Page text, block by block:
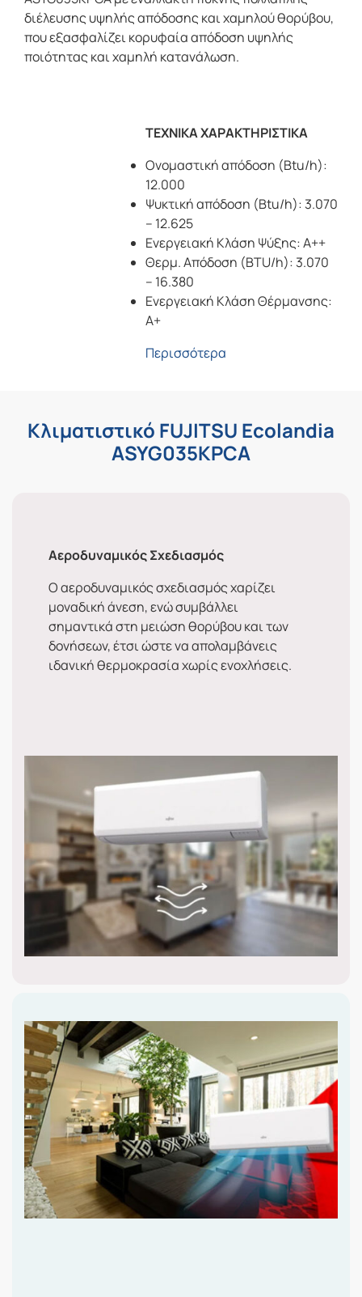
διέλευσης υψηλής απόδοσης και χαμηλού θορύβου,
που εξασφαλίζει κορυφαία απόδοση υψηλής
ποιότητας και χαμηλή κατανάλωση.
ΤΕΧΝΙΚΑ ΧΑΡΑΚΤΗΡΙΣΤΙΚΑ
Ονομαστική απόδοση (Btu/h):
12.000
Ψυκτική απόδοση (Btu/h): 3.070
– 12.625
Ενεργειακή Κλάση Ψύξης: A++
Θερμ. Απόδοση (BΤU/h): 3.070
– 16.380
Ενεργειακή Κλάση Θέρμανσης:
A+
Περισσότερα
Κλιματιστικό FUJITSU Ecolandia
ASYG035KPCA
Αεροδυναμικός Σχεδιασμός
Ο αεροδυναμικός σχεδιασμός χαρίζει
μοναδική άνεση, ενώ συμβάλλει
σημαντικά στη μειώση θορύβου και των
δονήσεων, έτσι ώστε να απολαμβάνεις
ιδανική θερμοκρασία χωρίς ενοχλήσεις.